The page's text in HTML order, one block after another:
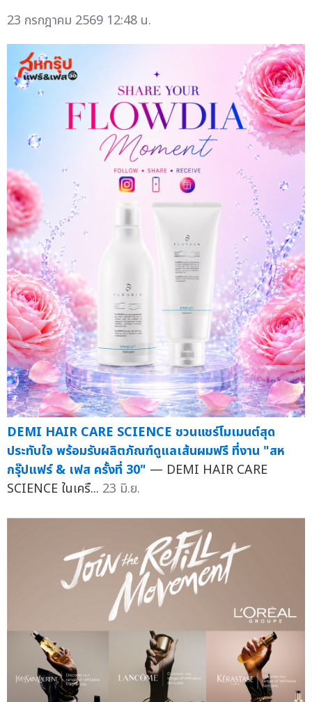
23 กรกฎาคม 2569 12:48 น.
DEMI HAIR CARE SCIENCE ชวนแชร์โมเมนต์สุด
ประทับใจ พร้อมรับผลิตภัณฑ์ดูแลเส้นผมฟรี ที่งาน "สห
กรุ๊ปแฟร์ & เฟส ครั้งที่ 30" — DEMI HAIR CARE
SCIENCE ในเครื... 23 มิ.ย.